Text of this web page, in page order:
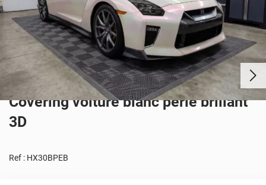
Covering voiture blanc perle brillant
3D
Ref : HX30BPEB